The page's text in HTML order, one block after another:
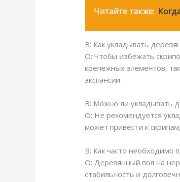
Читайте также:
В: Как укладывать
О: Чтобы избежать
крепежных элементов,
экспансии.
В: Можно ли укладывать
О: Не рекомендуется
может привести к
В: Как часто необходимо
О: Деревянный пол на
стабильность и